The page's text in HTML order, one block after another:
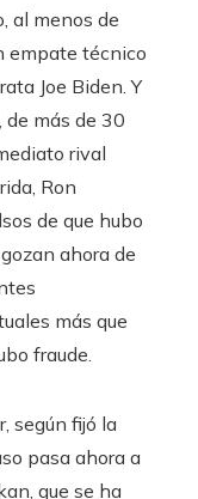
al menos de
empate técnico
Joe Biden. Y
de más de 30
rival
Ron
de que hubo
ahora de
más que
fraude.
según fijó la
pasa ahora a
que se ha